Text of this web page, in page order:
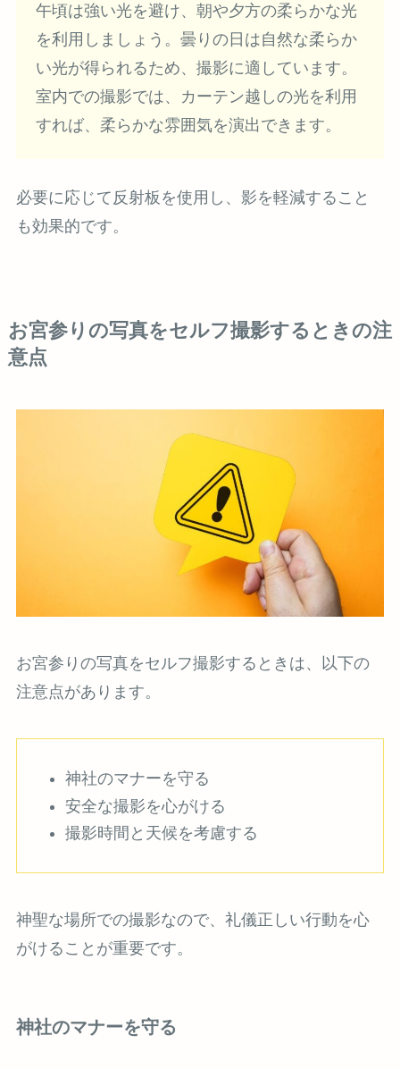
午頃は強い光を避け、朝や夕方の柔らかな光
を利用しましょう。曇りの日は自然な柔らか
い光が得られるため、撮影に適しています。
室内での撮影では、カーテン越しの光を利用
すれば、柔らかな雰囲気を演出できます。
必要に応じて反射板を使用し、影を軽減すること
も効果的です。
お宮参りの写真をセルフ撮影するときの注
意点
お宮参りの写真をセルフ撮影するときは、以下の
注意点があります。
神社のマナーを守る
安全な撮影を心がける
撮影時間と天候を考慮する
神聖な場所での撮影なので、礼儀正しい行動を心
がけることが重要です。
神社のマナーを守る